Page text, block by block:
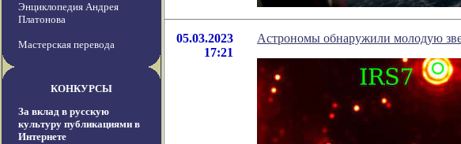
Энциклопедия Андрея
Платонова
Мастерская перевода
КОНКУРСЫ
За вклад в русскую
культуру публикациями в
Интернете
05.03.2023
17:21
Астрономы обнаружили молодую